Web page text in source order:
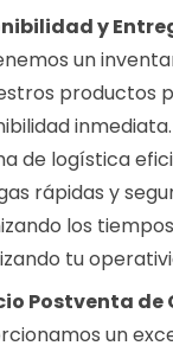
y
un
productos
de logística
rápidas y
los
tu
Postventa de
un